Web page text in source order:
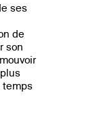
ses
de
son